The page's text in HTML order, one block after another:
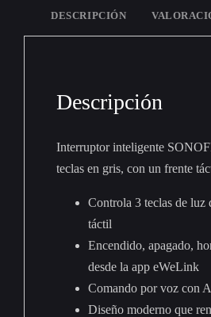
DESCRIPCIÓN
Descripción
Interruptor inteligente
teclas en gris, con un frente
Controla 3 teclas de luz
táctil
Encendido, apagado,
desde la app eWeLink
Comando por voz con
Diseño moderno que